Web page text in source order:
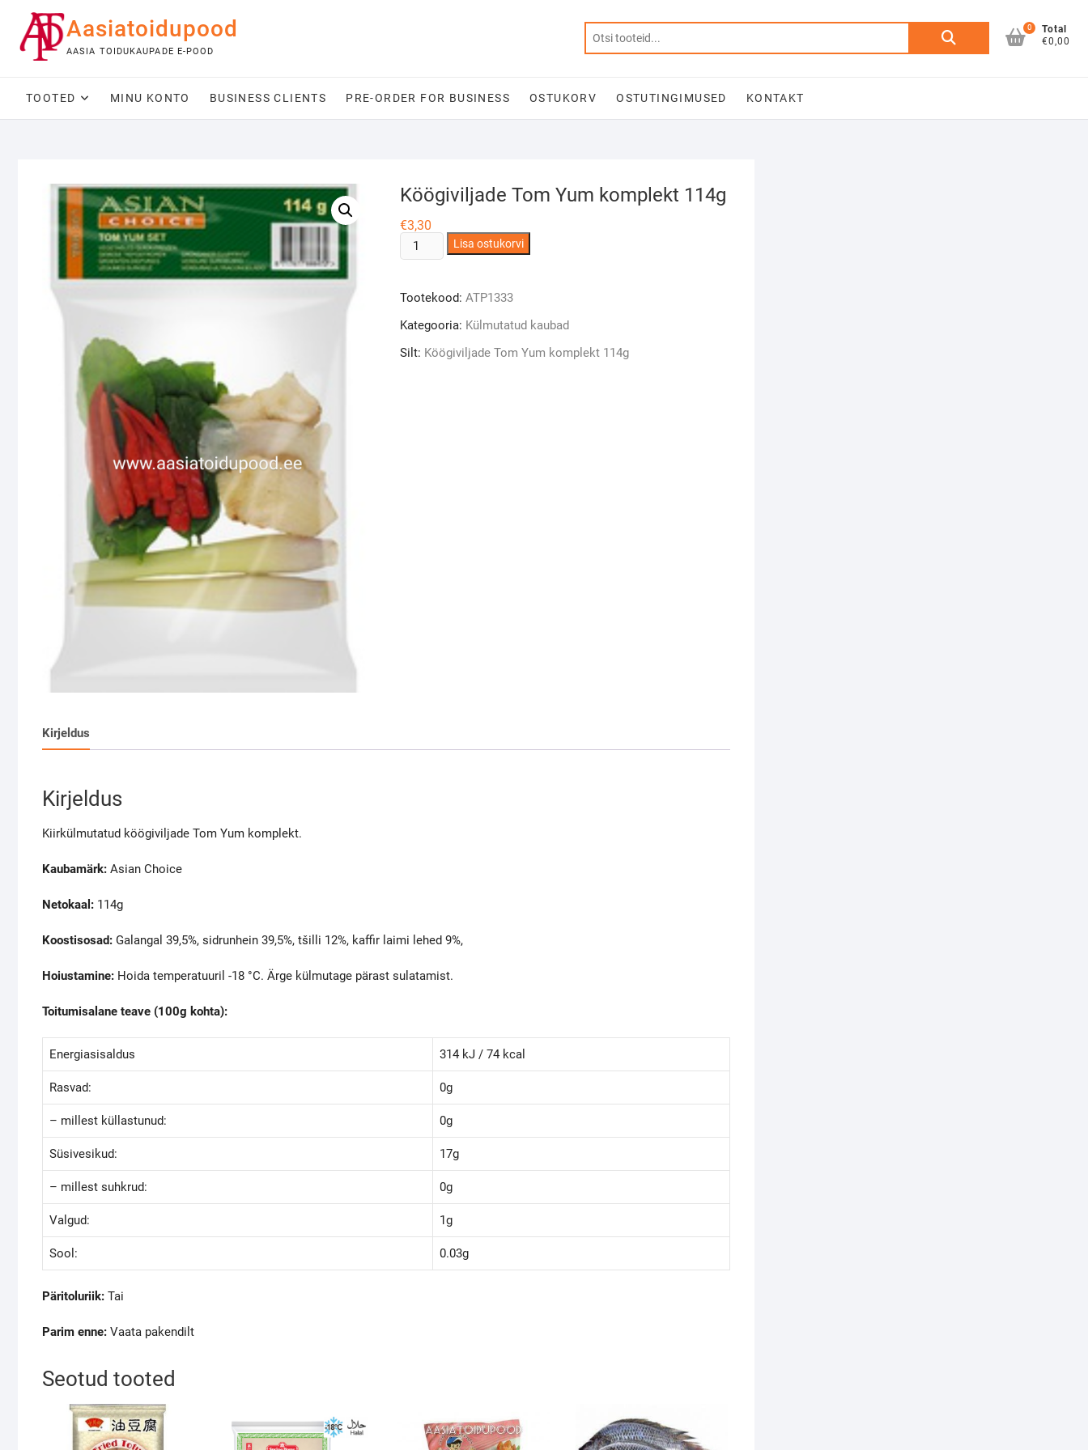
content
Aasiatoidupood
AASIA TOIDUKAUPADE E-POOD
0
Total
€0,00
TOOTED MINU KONTO BUSINESS CLIENTS PRE-ORDER FOR BUSINESS OSTUKORV OSTUTINGIMUSED KONTAKT
Köögiviljade Tom Yum komplekt 114g
€3,30
Vegetable
Tom
Set
114g
Lisa ostukorvi
Tootekood: ATP1333
Kategooria: Külmutatud kaubad
Silt: Köögiviljade Tom Yum komplekt 114g
Kirjeldus
Kirjeldus
Kiirkülmutatud köögiviljade Tom Yum komplekt.
Kaubamärk: Asian Choice
Netokaal: 114g
Koostisosad: Galangal 39,5%, sidrunhein 39,5%, tšilli 12%, kaffir laimi lehed 9%,
Hoiustamine: Hoida temperatuuril -18 °C. Ärge külmutage pärast sulatamist.
Toitumisalane teave (100g kohta):
Energiasisaldus 314 kJ / 74 kcal
Rasvad: 0g
– millest küllastunud: 0g
Süsivesikud: 17g
– millest suhkrud: 0g
Valgud: 1g
Sool: 0.03g
Päritoluriik: Tai
Parim enne: Vaata pakendilt
Seotud tooted